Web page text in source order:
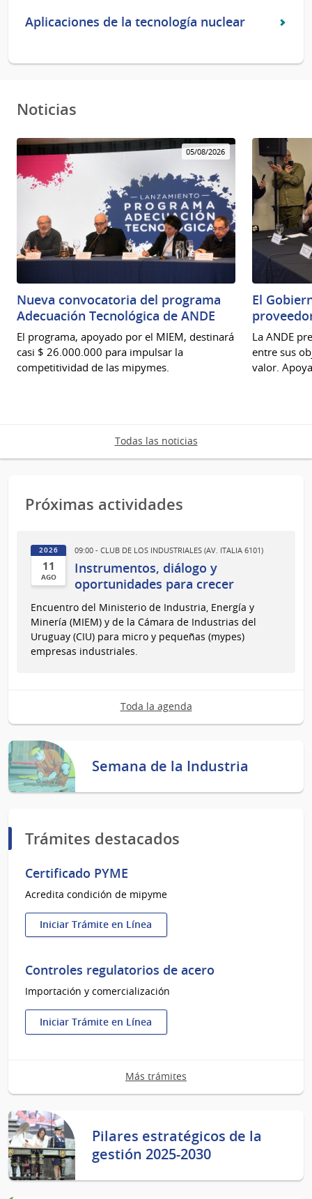
Aplicaciones de la tecnología nuclear
Noticias
05/08/2026
Nueva convocatoria del programa
Adecuación Tecnológica de ANDE
El programa, apoyado por el MIEM, destinará
casi $ 26.000.000 para impulsar la
competitividad de las mipymes.
El
La ANDE
entre sus
valor.
Todas las noticias
Próximas actividades
2026
11
AGO
de
Ago
del
2026
09:00 - CLUB DE LOS INDUSTRIALES (AV. ITALIA 6101)
Instrumentos, diálogo y
oportunidades para crecer
Encuentro del Ministerio de Industria, Energía y
Minería (MIEM) y de la Cámara de Industrias del
Uruguay (CIU) para micro y pequeñas (mypes)
empresas industriales.
Toda la agenda
Semana de la Industria
Trámites destacados
Certificado PYME
Acredita condición de mipyme
Iniciar Trámite en Línea
:
PYME
Controles regulatorios de acero
Importación y comercialización
Iniciar Trámite en Línea
:
acero
Más trámites
Pilares estratégicos de la
gestión 2025-2030